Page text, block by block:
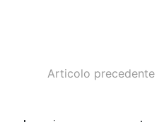
Articolo precedente